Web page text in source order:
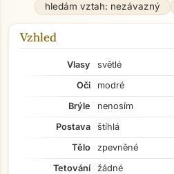
hledám vztah: nezávazný
Vzhled
Vlasy
světlé
Oči
modré
Brýle
nenosím
Postava
štíhlá
Tělo
zpevněné
Tetování
žádné